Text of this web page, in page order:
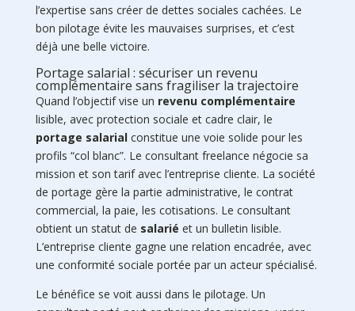
l’expertise sans créer de dettes sociales cachées. Le
bon pilotage évite les mauvaises surprises, et c’est
déjà une belle victoire.
Portage salarial : sécuriser un revenu
complémentaire sans fragiliser la trajectoire
Quand l’objectif vise un revenu complémentaire
lisible, avec protection sociale et cadre clair, le
portage salarialconstitue une voie solide pour les
profils “col blanc”. Le consultant freelance négocie sa
mission et son tarif avec l’entreprise cliente. La société
de portage gère la partie administrative, le contrat
commercial, la paie, les cotisations. Le consultant
obtient un statut de salarié et un bulletin lisible.
L’entreprise cliente gagne une relation encadrée, avec
une conformité sociale portée par un acteur spécialisé.
Le bénéfice se voit aussi dans le pilotage. Un